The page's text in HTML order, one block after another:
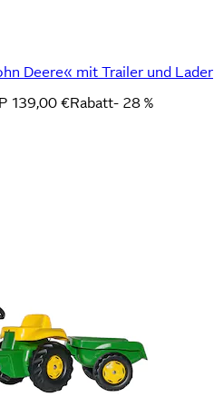
Deere« mit Trailer und Lader
139,00 €Rabatt- 28 %